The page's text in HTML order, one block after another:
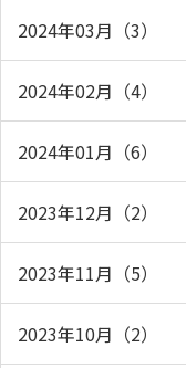
2024年03月（3）
2024年02月（4）
2024年01月（6）
2023年12月（2）
2023年11月（5）
2023年10月（2）